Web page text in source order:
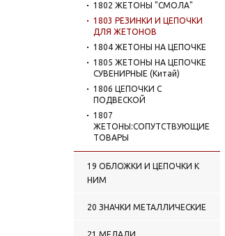
1802 ЖЕТОНЫ "СМОЛА"
1803 РЕЗИНКИ И ЦЕПОЧКИ
ДЛЯ ЖЕТОНОВ
1804 ЖЕТОНЫ НА ЦЕПОЧКЕ
1805 ЖЕТОНЫ НА ЦЕПОЧКЕ
СУВЕНИРНЫЕ (Китай)
1806 ЦЕПОЧКИ С
ПОДВЕСКОЙ
1807
ЖЕТОНЫ:СОПУТСТВУЮЩИЕ
ТОВАРЫ
19 ОБЛОЖКИ И ЦЕПОЧКИ К
НИМ
20 ЗНАЧКИ МЕТАЛЛИЧЕСКИЕ